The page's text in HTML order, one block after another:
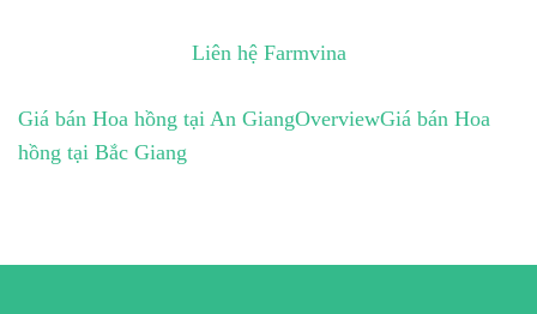
Liên hệ Farmvina
Giá bán Hoa hồng tại An GiangOverviewGiá bán Hoa
hồng tại Bắc Giang